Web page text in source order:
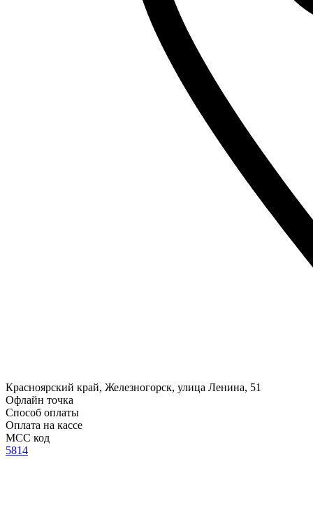
Красноярский край, Железногорск, улица Ленина, 51
Офлайн точка
Способ оплаты
Оплата на кассе
MCC код
5814